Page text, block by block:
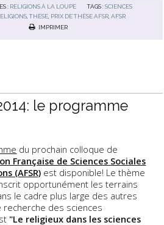
: RELIGIONS À LA LOUPE TAGS :SCIENCES
,THÈSE PRIX DE THÈSE AFSR ,AFSR
IMPRIMER
le programme
du prochain colloque de
Française de Sciences Sociales
(AFSR) est disponible! Le thème
opportunément les terrains
le cadre plus large des autres
recherche des sciences
"Le religieux dans les sciences